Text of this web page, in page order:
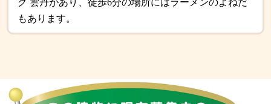
グ 雲丹があり、徒歩6分の場所にはラーメンのよねだ
もあります。